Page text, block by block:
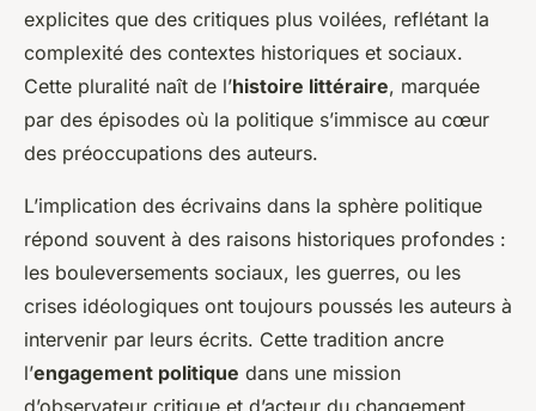
explicites que des critiques plus voilées, reflétant la
complexité des contextes historiques et sociaux.
Cette pluralité naît de l’histoire littéraire, marquée
par des épisodes où la politique s’immisce au cœur
des préoccupations des auteurs.
L’implication des écrivains dans la sphère politique
répond souvent à des raisons historiques profondes :
les bouleversements sociaux, les guerres, ou les
crises idéologiques ont toujours poussés les auteurs à
intervenir par leurs écrits. Cette tradition ancre
l’engagement politique dans une mission